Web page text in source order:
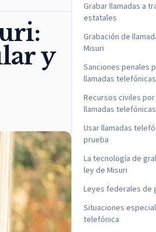
y
Grabar llamadas a
estatales
Grabación de
Misuri
Sanciones penales
llamadas telefónicas
Recursos civiles
llamadas telefónicas
Usar llamadas
prueba
La tecnología de
ley de Misuri
Leyes federales de
Situaciones
telefónica